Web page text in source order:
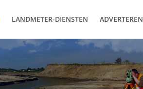
LANDMETER-DIENSTEN ADVERTEREN